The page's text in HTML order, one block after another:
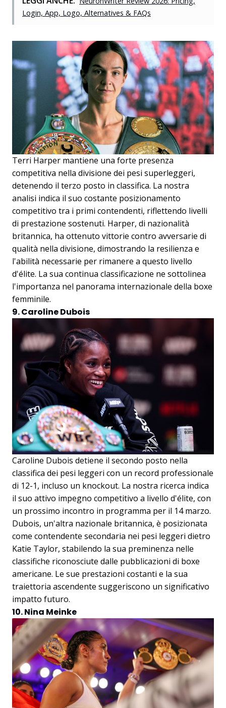
Login, App, Logo, Alternatives & FAQs
Terri Harper mantiene una forte presenza
competitiva nella divisione dei pesi superleggeri,
detenendo il terzo posto in classifica. La nostra
analisi indica il suo costante posizionamento
competitivo tra i primi contendenti, riflettendo livelli
di prestazione sostenuti. Harper, di nazionalità
britannica, ha ottenuto vittorie contro avversarie di
qualità nella divisione, dimostrando la resilienza e
l'abilità necessarie per rimanere a questo livello
d'élite. La sua continua classificazione ne sottolinea
l'importanza nel panorama internazionale della boxe
femminile.
9. Caroline Dubois
Caroline Dubois detiene il secondo posto nella
classifica dei pesi leggeri con un record professionale
di 12-1, incluso un knockout. La nostra ricerca indica
il suo attivo impegno competitivo a livello d'élite, con
un prossimo incontro in programma per il 14 marzo.
Dubois, un'altra nazionale britannica, è posizionata
come contendente secondaria nei pesi leggeri dietro
Katie Taylor, stabilendo la sua preminenza nelle
classifiche riconosciute dalle pubblicazioni di boxe
americane. Le sue prestazioni costanti e la sua
traiettoria ascendente suggeriscono un significativo
impatto futuro.
10. Nina Meinke